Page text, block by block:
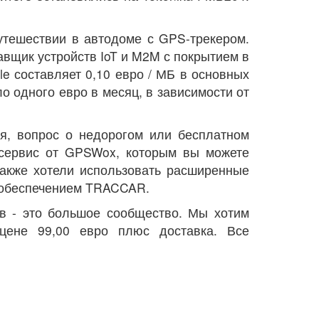
в автодоме с GPS-трекером.
устройств IoT и M2M с покрытием в
составляет 0,10 евро / МБ в основных
одного евро в месяц, в зависимости от
вопрос о недорогом или бесплатном
от GPSWox, которым вы можете
хотели использовать расширенные
TRACCAR.
- это большое сообщество. Мы хотим
99,00 евро плюс доставка. Все